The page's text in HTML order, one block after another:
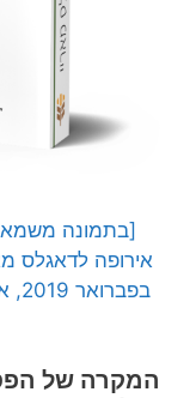
[בתמונה
אירופה לדאגלס
המקרה של